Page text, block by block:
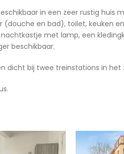
in een zeer rustig huis
en bad), toilet, keuken
met lamp, een
beschikbaar.
bij twee treinstations in het